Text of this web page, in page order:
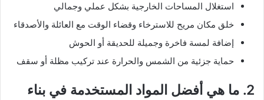
استغلال المساحات الخارجية بشكل عملي وجمالي
خلق مكان مريح للاسترخاء وقضاء الوقت مع العائلة والأصدقاء
إضافة لمسة فاخرة وجميلة للحديقة أو الحوش
حماية جزئية من الشمس والحرارة عند تركيب مظلة أو سقف
2. ما هي أفضل المواد المستخدمة في بناء